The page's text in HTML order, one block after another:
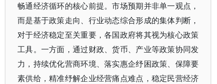
畅通经济循环的核心前提。市场预期并非单一观点，
而是基于政策走向、行业动态综合形成的集体判断，
对于经济稳定至关重要，各国政府将其视为核心政策
工具。一方面，通过财政、货币、产业等政策协同发
力，持续优化营商环境、落实惠企纾困政策、保障要
素供给，精准纾解企业经营痛点难点，稳定民营经济